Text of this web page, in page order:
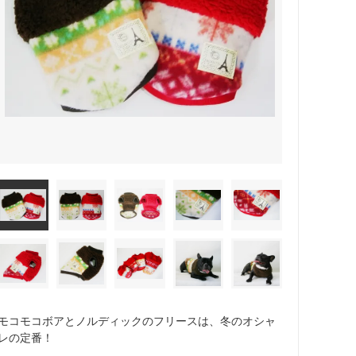
コモコボアとノルディックのフリースは、冬のオシャ
レの定番！